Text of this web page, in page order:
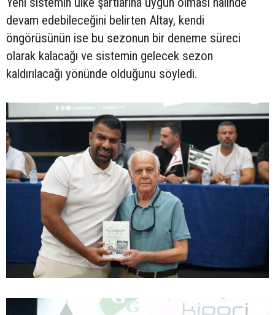
devam edebileceğini belirten Altay, kendi
öngörüsünün ise bu sezonun bir deneme süreci
olarak kalacağı ve sistemin gelecek sezon
kaldırılacağı yönünde olduğunu söyledi.